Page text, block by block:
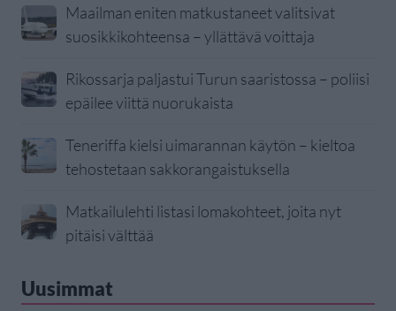
Maailman eniten matkustaneet valitsivat
suosikkikohteensa – yllättävä voittaja
Rikossarja paljastui Turun saaristossa – poliisi
epäilee viittä nuorukaista
Teneriffa kielsi uimarannan käytön – kieltoa
tehostetaan sakkorangaistuksella
Matkailulehti listasi lomakohteet, joita nyt
pitäisi välttää
Uusimmat